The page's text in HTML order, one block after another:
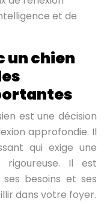
et de
un chien
est une décision
approfondie. Il
qui exige une
rigoureuse. Il est
besoins et ses
dans votre foyer.